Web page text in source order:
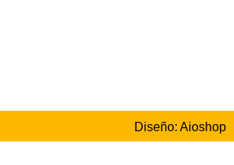
Diseño: Aioshop